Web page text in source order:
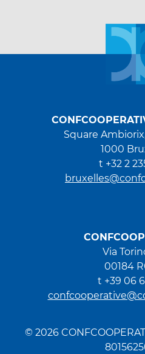
Square
1000
t +32 2
Via
00184
t +39 06
© 2026